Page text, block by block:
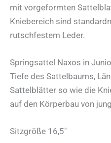
mit vorgeformten
Kniebereich sind
rutschfestem Leder.
Springsattel Naxos in
Tiefe des Sattelbaums,
Sattelblätter so wie die
auf den Körperbau von
Sitzgröße 16,5″